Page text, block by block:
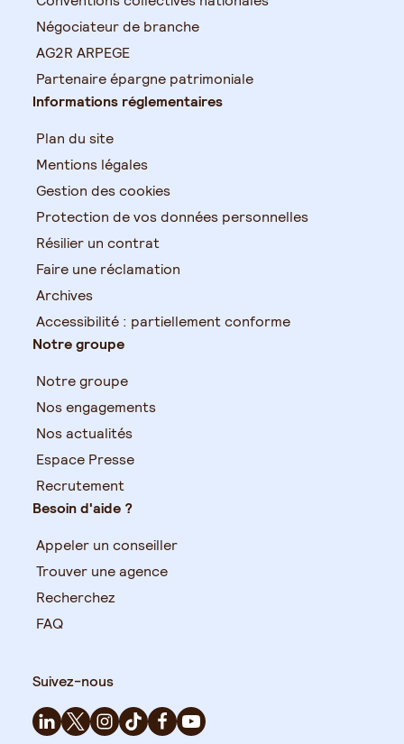
Négociateur de branche
AG2R ARPEGE
Partenaire épargne patrimoniale
Informations réglementaires
Plan du site
Mentions légales
Gestion des cookies
Protection de vos données personnelles
Résilier un contrat
Faire une réclamation
Archives
Accessibilité : partiellement conforme
Notre groupe
Notre groupe
Nos engagements
Nos actualités
Espace Presse
Recrutement
Besoin d'aide ?
Appeler un conseiller
Trouver une agence
Recherchez
FAQ
Suivez-nous